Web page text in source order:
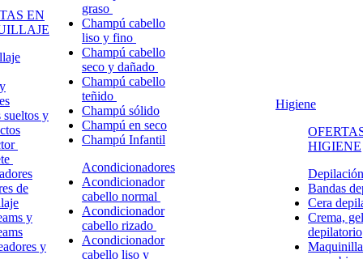
EN
sueltos y
de
y
y
graso
Champú cabello
liso y fino
Champú cabello
seco y dañado
Champú cabello
teñido
Champú sólido
Champú en seco
Champú Infantil
Acondicionadores
Acondicionador
cabello normal
Acondicionador
cabello rizado
Acondicionador
cabello liso y
Higiene
HIGIENE
Depilación
Bandas
Cera
Crema,
depilatorio